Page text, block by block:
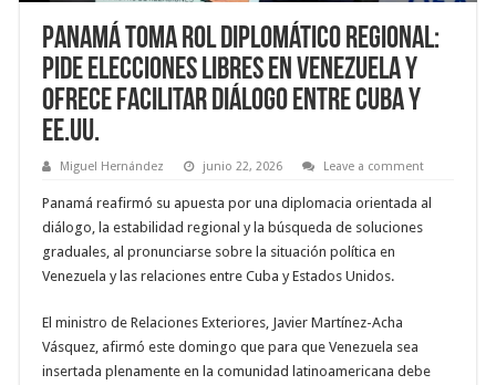
Panamá toma rol diplomático regional:
pide elecciones libres en Venezuela y
ofrece facilitar diálogo entre Cuba y
EE.UU.
Miguel Hernández junio 22, 2026 Leave a comment
Panamá reafirmó su apuesta por una diplomacia orientada al
diálogo, la estabilidad regional y la búsqueda de soluciones
graduales, al pronunciarse sobre la situación política en
Venezuela y las relaciones entre Cuba y Estados Unidos.
El ministro de Relaciones Exteriores, Javier Martínez-Acha
Vásquez, afirmó este domingo que para que Venezuela sea
insertada plenamente en la comunidad latinoamericana debe